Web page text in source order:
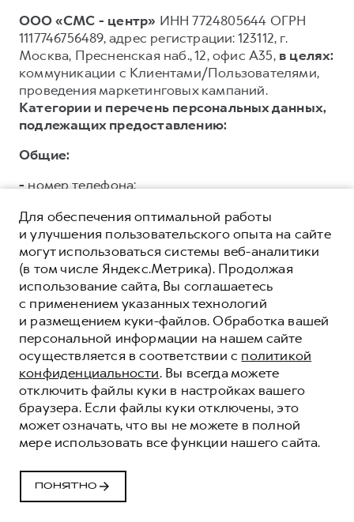
ООО «СМС - центр» ИНН 7724805644 ОГРН
1117746756489, адрес регистрации: 123112, г.
Москва, Пресненская наб., 12, офис А35, в целях:
коммуникации с Клиентами/Пользователями,
проведения маркетинговых кампаний.
Категории и перечень персональных данных,
подлежащих предоставлению:
Общие:
-номер телефона;
ООО «СЛАВА ГРУПП»ИНН 7704875192 ОГРН
5147746150041, адрес регистрации: г. Москва, ул.
Тверская, дом 16, стр.3, помещ. 3 в целях:
коммуникации с Клиентами/Пользователями, в
том числе: направления e.mail рассылки;
проведения маркетинговых кампаний и
исследований; поддержки процесса продаж,
аналитики данных.Категории и перечень
персональных данных, подлежащих
предоставлению:
Общие:
-фамилия, имя, отчество;
адрес электронной почты;
Для обеспечения оптимальной работы
и улучшения пользовательского опыта на сайте
могут использоваться системы веб-аналитики
(в том числе Яндекс.Метрика). Продолжая
использование сайта, Вы соглашаетесь
с применением указанных технологий
и размещением куки-файлов. Обработка вашей
персональной информации на нашем сайте
осуществляется в соответствии с политикой
конфиденциальности. Вы всегда можете
отключить файлы куки в настройках вашего
браузера. Если файлы куки отключены, это
может означать, что вы не можете в полной
мере использовать все функции нашего сайта.
ПОНЯТНО